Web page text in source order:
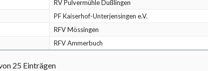
RV Pulvermühle Dußlingen
PF Kaiserhof-Unterjensingen e.V.
RFV Mössingen
RFV Ammerbuch
25 Einträgen